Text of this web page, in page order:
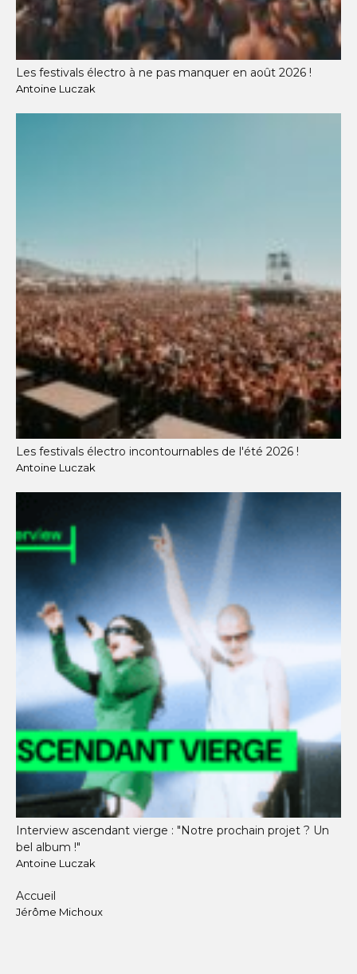
Les festivals électro à ne pas manquer en août 2026 !
Antoine Luczak
Les festivals électro incontournables de l'été 2026 !
Antoine Luczak
Interview ascendant vierge : "Notre prochain projet ? Un
bel album !"
Antoine Luczak
Accueil
Jérôme Michoux